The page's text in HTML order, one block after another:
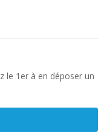
le 1er à en déposer un